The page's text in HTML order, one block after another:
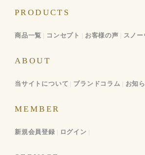
PRODUCTS
商品一覧 コンセプト お客様の声 スノ
ABOUT
当サイトについて ブランドコラム お知
MEMBER
新規会員登録 ログイン